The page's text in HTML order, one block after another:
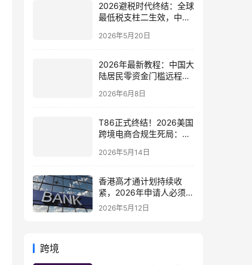
2026避税时代终结：全球
最低税支柱二生效，中国
策略
2026年5月20日
2026年最新教程：中国大
陆居民零资金门槛远程开
流程
2026年6月8日
T86正式终结！2026美国
跨境电商合规生死局：海
构全面重构
2026年5月14日
香港高才通计划持续收
紧，2026年申请人必须注
意的7个关键变化！附最
2026年5月12日
跨境